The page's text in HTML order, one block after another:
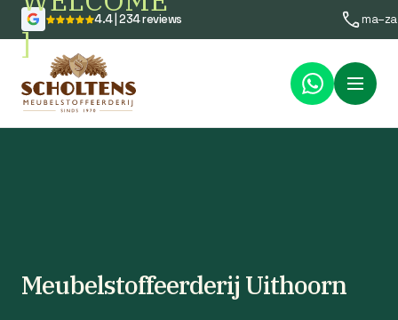
]
4.4 | 234 reviews
Menu
Meubelstoffeerderij Uithoorn